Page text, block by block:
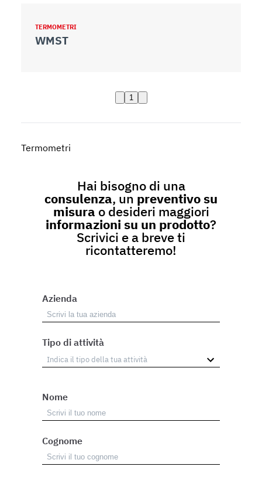
TERMOMETRI
WMST
1
Termometri
Hai bisogno di una
consulenza, un preventivo su
misura o desideri maggiori
informazioni su un prodotto?
Scrivici e a breve ti
ricontatteremo!
Azienda
Tipo di attività
Nome
Cognome